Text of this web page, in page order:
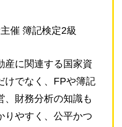
催 簿記検定2級
産に関連する国家資
けでなく、FPや簿記
、財務分析の知識も
りやすく、公平かつ